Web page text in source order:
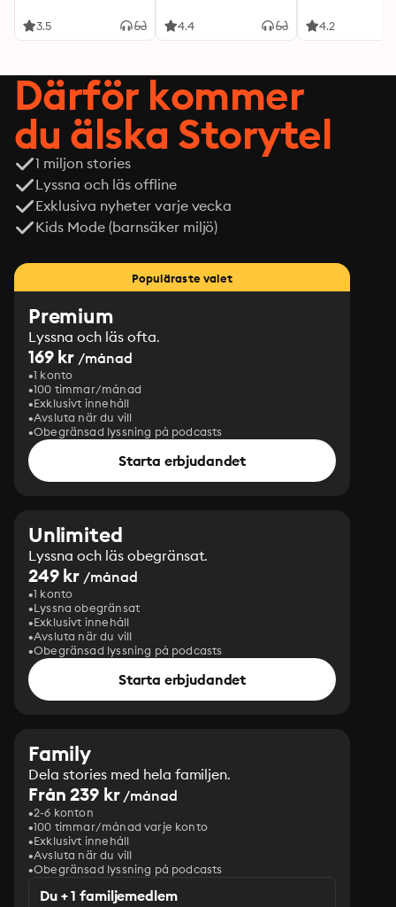
3.5 4.4 4.2
Därför kommer
du älska Storytel
1 miljon stories
Lyssna och läs offline
Exklusiva nyheter varje vecka
Kids Mode (barnsäker miljö)
Populäraste valet
Premium
Lyssna och läs ofta.
169 kr /månad
1 konto
100 timmar/månad
Exklusivt innehåll
Avsluta när du vill
Obegränsad lyssning på podcasts
Starta erbjudandet
Unlimited
Lyssna och läs obegränsat.
249 kr /månad
1 konto
Lyssna obegränsat
Exklusivt innehåll
Avsluta när du vill
Obegränsad lyssning på podcasts
Starta erbjudandet
Family
Dela stories med hela familjen.
Från 239 kr/månad
2-6 konton
100 timmar/månad varje konto
Exklusivt innehåll
Avsluta när du vill
Obegränsad lyssning på podcasts
Du + 1 familjemedlem